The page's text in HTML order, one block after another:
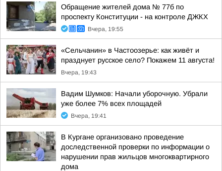
Обращение жителей дома № 77б по
проспекту Конституции - на контроле ДЖКХ
Вчера, 19:55
«Сельчанин» в Частоозерье: как живёт и
празднует русское село? Покажем 11 августа!
Вчера, 19:43
Вадим Шумков: Начали уборочную. Убрали
уже более 7% всех площадей
Вчера, 19:41
В Кургане организовано проведение
доследственной проверки по информации о
нарушении прав жильцов многоквартирного
дома